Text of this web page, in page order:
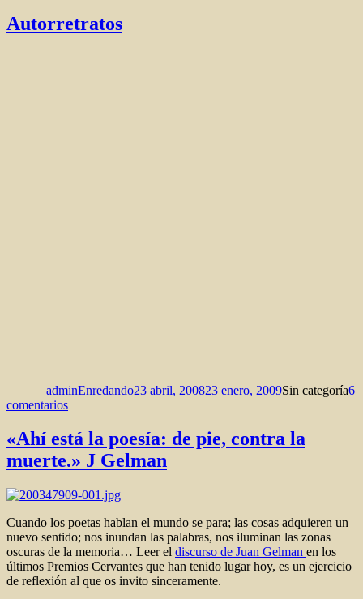
amicitia»
Autorretratos
adminEnredando23 abril, 200823 enero, 2009Sin categoría6
comentariosen
«Ahí está la poesía: de pie, contra la
muerte.» J Gelman
Cuando los poetas hablan el mundo se para; las cosas adquieren un
nuevo sentido; nos inundan las palabras, nos iluminan las zonas
oscuras de la memoria… Leer el discurso de Juan Gelman en los
últimos Premios Cervantes que han tenido lugar hoy, es un ejercicio
de reflexión al que os invito sinceramente.